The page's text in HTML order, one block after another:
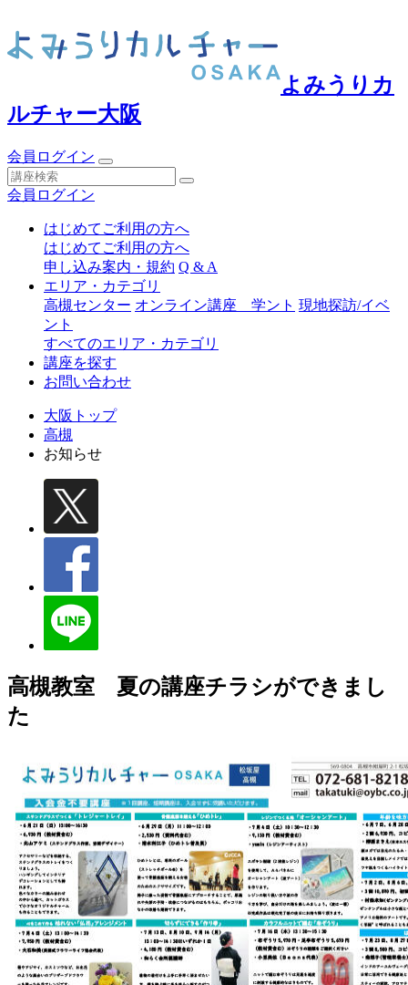
よみうりカ
ルチャー大阪
会員ログイン
会員ログイン
はじめてご利用の方へ
はじめてご利用の方へ
申し込み案内・規約 Q & A
エリア・カテゴリ
高槻センター オンライン講座 学ント 現地探訪/イベ
ント
すべてのエリア・カテゴリ
講座を探す
お問い合わせ
大阪トップ
高槻
お知らせ
高槻教室 夏の講座チラシができまし
た